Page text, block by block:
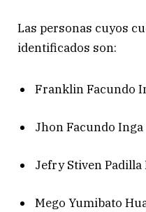
Las personas cuyos
identificados son:
Franklin Facundo
Jhon Facundo Inga
Jefry Stiven Padilla
Mego Yumibato